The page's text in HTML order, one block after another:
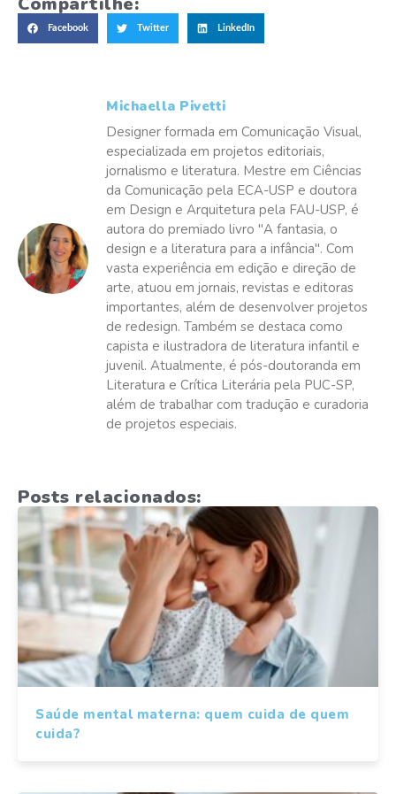
Facebook Twitter LinkedIn
Michaella Pivetti
Designer formada em Comunicação Visual,
especializada em projetos editoriais,
jornalismo e literatura. Mestre em Ciências
da Comunicação pela ECA-USP e doutora
em Design e Arquitetura pela FAU-USP, é
autora do premiado livro "A fantasia, o
design e a literatura para a infância". Com
vasta experiência em edição e direção de
arte, atuou em jornais, revistas e editoras
importantes, além de desenvolver projetos
de redesign. Também se destaca como
capista e ilustradora de literatura infantil e
juvenil. Atualmente, é pós-doutoranda em
Literatura e Crítica Literária pela PUC-SP,
além de trabalhar com tradução e curadoria
de projetos especiais.
Posts relacionados:
Saúde mental materna: quem cuida de quem
cuida?